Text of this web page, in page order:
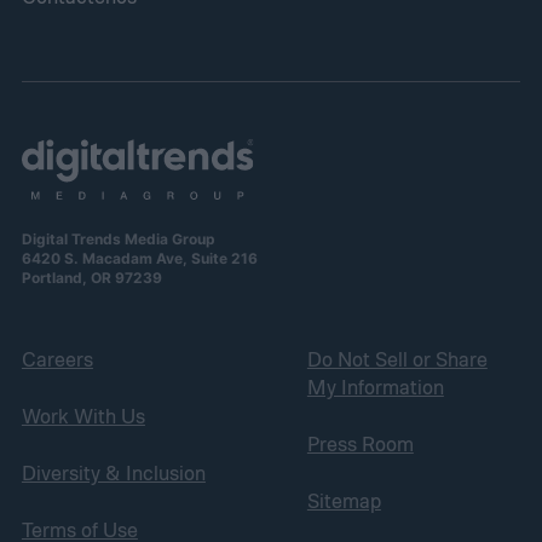
Digital Trends Media Group
6420 S. Macadam Ave, Suite 216
Portland, OR 97239
Careers
Work With Us
Diversity & Inclusion
Terms of Use
Do Not Sell or Share
My Information
Press Room
Sitemap